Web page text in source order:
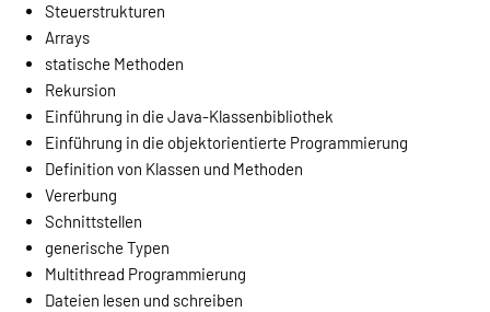
Steuerstrukturen
Arrays
statische Methoden
Rekursion
Einführung in die Java-Klassenbibliothek
Einführung in die objektorientierte Programmierung
Definition von Klassen und Methoden
Vererbung
Schnittstellen
generische Typen
Multithread Programmierung
Dateien lesen und schreiben